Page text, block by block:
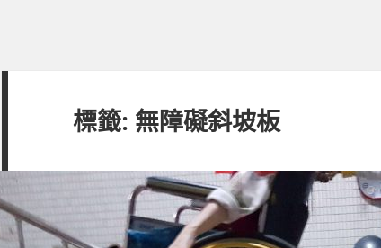
標籤: 無障礙斜坡板